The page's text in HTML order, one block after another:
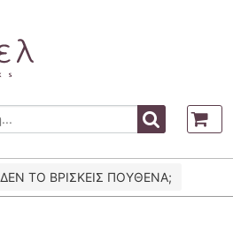
ΔΕΝ ΤΟ ΒΡΙΣΚΕΙΣ ΠΟΥΘΕΝΑ;